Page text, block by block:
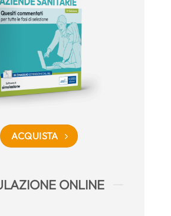
ACQUISTA
ONLINE